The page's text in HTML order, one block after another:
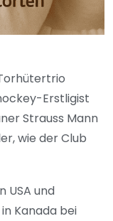
Erstligist
Strauss Mann
wie der Club
USA und
Kanada bei